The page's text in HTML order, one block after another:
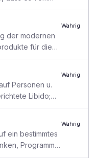
der modernen
für die
Wahrig
Personen u.
Libido;
Wahrig
ein bestimmtes
Programme;
Wahrig